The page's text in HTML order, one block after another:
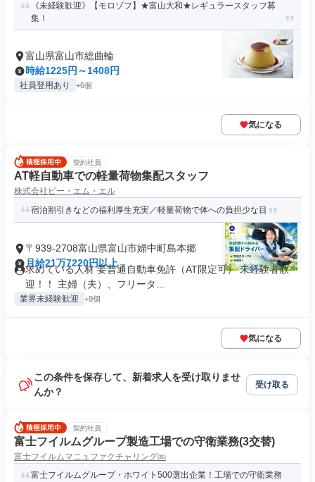
《未経験歓迎》【モロゾフ】★富山大和★レギュラースタッフ募
集！
富山県富山市総曲輪
時給1225円～1408円
社員登用あり +6個
気になる
契約社員
AT軽自動車での軽量荷物集配スタッフ
株式会社ビー・エム・エル
宿泊割引きなどの福利厚生充実／軽量荷物で体への負担少な目
〒939-2708富山県富山市婦中町島本郷
月給21万7220円以上
求めている人材 要普通自動車免許（AT限定可） 未経験者歓
迎！！ 主婦（夫）、フリータ...
業界未経験歓迎 +9個
気になる
この条件を保存して、新着求人を受け取りませ
んか？
受け取る
契約社員
富士フイルムグループ製造工場での守衛業務(3交替)
富士フイルムマニュファクチャリング㈱
富士フイルムグループ・ホワイト500選出企業！工場での守衛業務